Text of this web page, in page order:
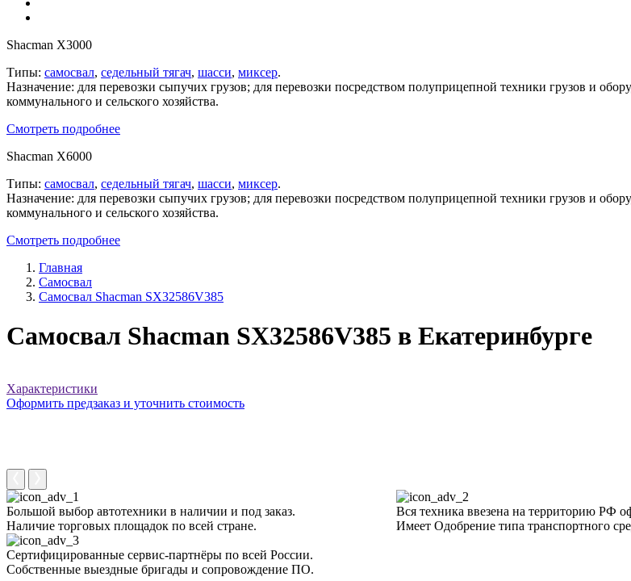
Shacman X3000
Типы: самосвал, седельный тягач, шасси, миксер.
Назначение: для перевозки сыпучих грузов; для перевозки посредством полуприцепной техники грузов и
коммунального и сельского хозяйства.
Смотреть подробнее
Shacman X6000
Типы: самосвал, седельный тягач, шасси, миксер.
Назначение: для перевозки сыпучих грузов; для перевозки посредством полуприцепной техники грузов и
коммунального и сельского хозяйства.
Смотреть подробнее
Главная
Самосвал
Самосвал Shacman SX32586V385
Самосвал Shacman SX32586V385 в Екатеринбурге
Характеристики
Оформить предзаказ и уточнить стоимость
Большой выбор автотехники в наличии и под заказ.
Наличие торговых площадок по всей стране.
Вся техника ввезена на территорию РФ
Имеет Одобрение типа транспортного
Сертифицированные сервис-партнёры по всей России.
Собственные выездные бригады и сопровождение ПО.